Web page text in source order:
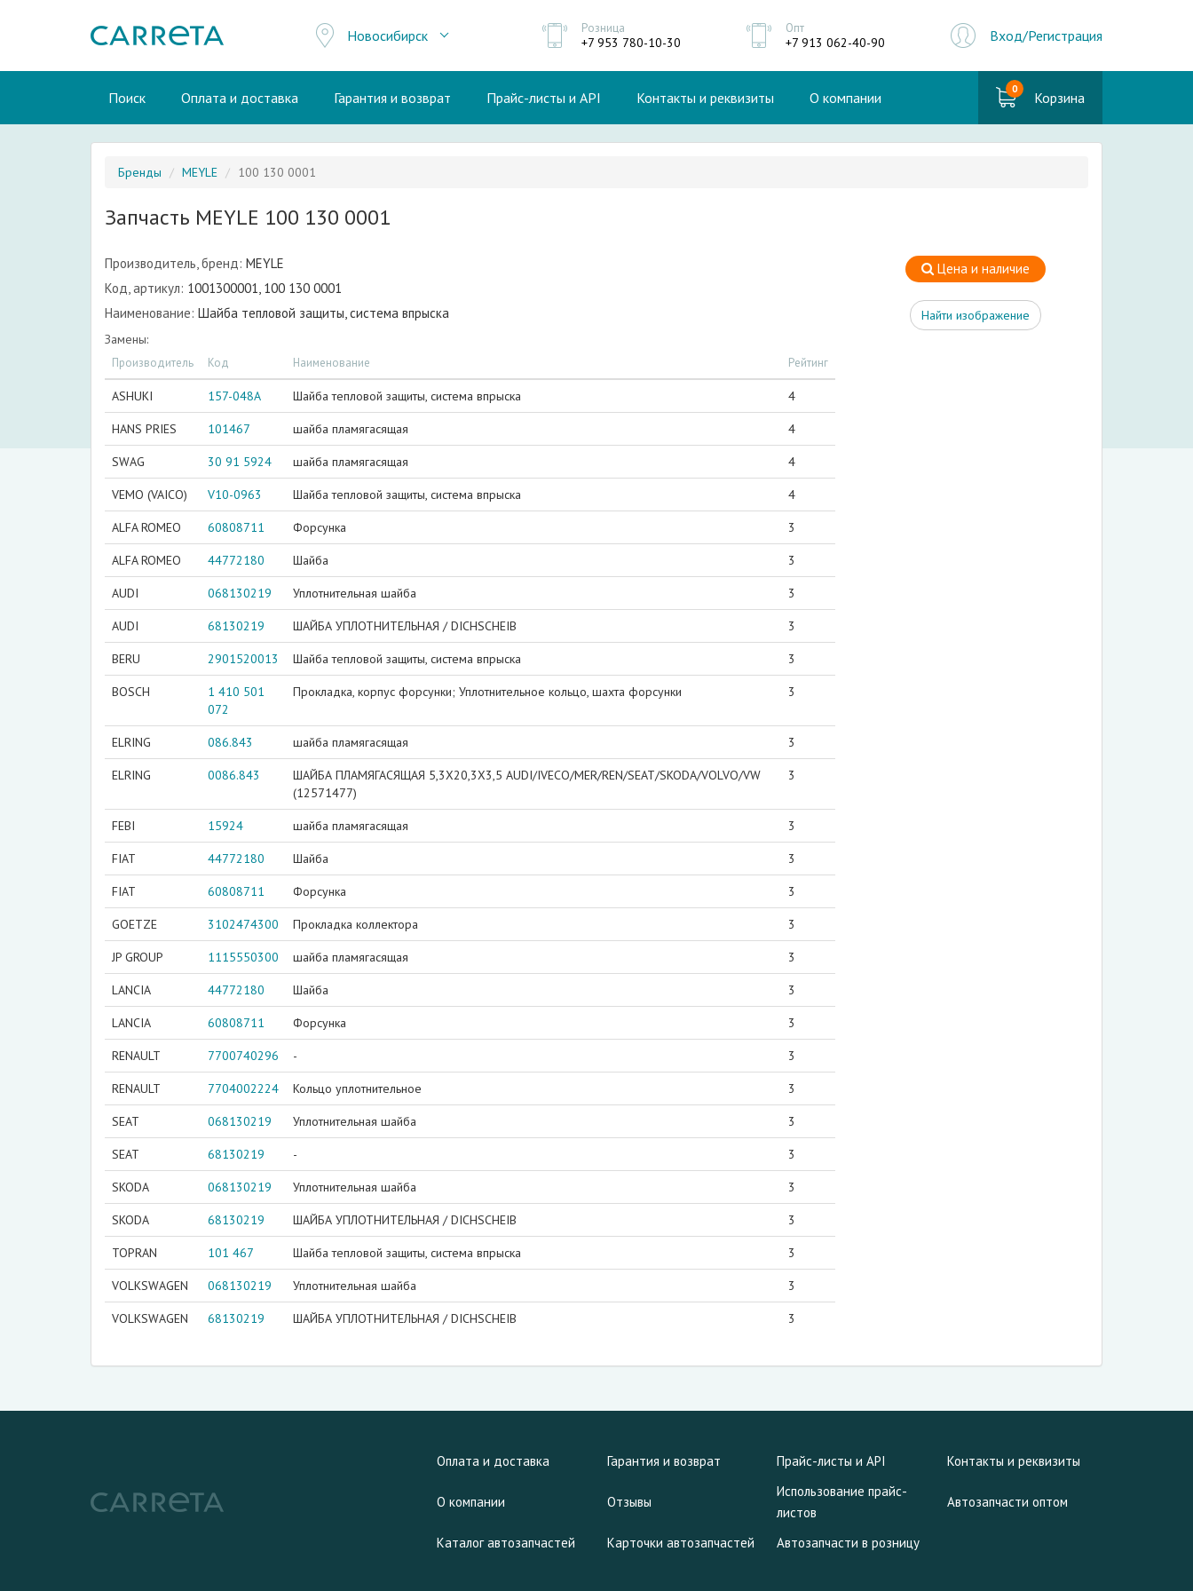
Новосибирск Розница
+7 953 780-10-30
Опт
+7 913 062-40-90 Вход/Регистрация
Поиск Оплата и доставка Гарантия и возврат Прайс-листы и API Контакты и реквизиты О компании 0 Корзина
Бренды MEYLE 100 130 0001
Запчасть MEYLE 100 130 0001
Производитель, бренд: MEYLE
Код, артикул: 1001300001, 100 130 0001
Наименование: Шайба тепловой защиты, система впрыска
Замены:
Производитель Код Наименование Рейтинг
ASHUKI 157-048A Шайба тепловой защиты, система впрыска 4
HANS PRIES 101467 шайба пламягасящая 4
SWAG 30 91 5924 шайба пламягасящая 4
VEMO (VAICO) V10-0963 Шайба тепловой защиты, система впрыска 4
ALFA ROMEO 60808711 Форсунка 3
ALFA ROMEO 44772180 Шайба 3
AUDI 068130219 Уплотнительная шайба 3
AUDI 68130219 ШАЙБА УПЛОТНИТЕЛЬНАЯ / DICHSCHEIB 3
BERU 2901520013 Шайба тепловой защиты, система впрыска 3
BOSCH
1 410 501
072
Прокладка, корпус форсунки; Уплотнительное кольцо, шахта форсунки 3
ELRING 086.843 шайба пламягасящая 3
ELRING 0086.843
ШАЙБА ПЛАМЯГАСЯЩАЯ 5,3X20,3X3,5 AUDI/IVECO/MER/REN/SEAT/SKODA/VOLVO/VW
(12571477)
3
FEBI 15924 шайба пламягасящая 3
FIAT 44772180 Шайба 3
FIAT 60808711 Форсунка 3
GOETZE 3102474300 Прокладка коллектора 3
JP GROUP 1115550300 шайба пламягасящая 3
LANCIA 44772180 Шайба 3
LANCIA 60808711 Форсунка 3
RENAULT 7700740296 - 3
RENAULT 7704002224 Кольцо уплотнительное 3
SEAT 068130219 Уплотнительная шайба 3
SEAT 68130219 - 3
SKODA 068130219 Уплотнительная шайба 3
SKODA 68130219 ШАЙБА УПЛОТНИТЕЛЬНАЯ / DICHSCHEIB 3
TOPRAN 101 467 Шайба тепловой защиты, система впрыска 3
VOLKSWAGEN 068130219 Уплотнительная шайба 3
VOLKSWAGEN 68130219 ШАЙБА УПЛОТНИТЕЛЬНАЯ / DICHSCHEIB 3
Цена и наличие
Найти изображение
Оплата и доставка Гарантия и возврат Прайс-листы и API Контакты и реквизиты
О компании Отзывы
Использование прайс-
листов
Автозапчасти оптом
Каталог автозапчастей Карточки автозапчастей Автозапчасти в розницу